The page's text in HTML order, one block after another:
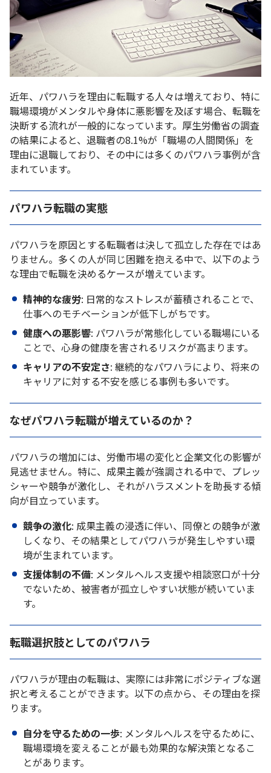
近年、パワハラを理由に転職する人々は増えており、特に
職場環境がメンタルや身体に悪影響を及ぼす場合、転職を
決断する流れが一般的になっています。厚生労働省の調査
の結果によると、退職者の8.1%が「職場の人間関係」を
理由に退職しており、その中には多くのパワハラ事例が含
まれています。
パワハラ転職の実態
パワハラを原因とする転職者は決して孤立した存在ではあ
りません。多くの人が同じ困難を抱える中で、以下のよう
な理由で転職を決めるケースが増えています。
精神的な疲労: 日常的なストレスが蓄積されることで、
仕事へのモチベーションが低下しがちです。
健康への悪影響: パワハラが常態化している職場にいる
ことで、心身の健康を害されるリスクが高まります。
キャリアの不安定さ: 継続的なパワハラにより、将来の
キャリアに対する不安を感じる事例も多いです。
なぜパワハラ転職が増えているのか？
パワハラの増加には、労働市場の変化と企業文化の影響が
見逃せません。特に、成果主義が強調される中で、プレッ
シャーや競争が激化し、それがハラスメントを助長する傾
向が目立っています。
競争の激化: 成果主義の浸透に伴い、同僚との競争が激
しくなり、その結果としてパワハラが発生しやすい環
境が生まれています。
支援体制の不備: メンタルヘルス支援や相談窓口が十分
でないため、被害者が孤立しやすい状態が続いていま
す。
転職選択肢としてのパワハラ
パワハラが理由の転職は、実際には非常にポジティブな選
択と考えることができます。以下の点から、その理由を探
ります。
自分を守るための一歩: メンタルヘルスを守るために、
職場環境を変えることが最も効果的な解決策となるこ
とがあります。